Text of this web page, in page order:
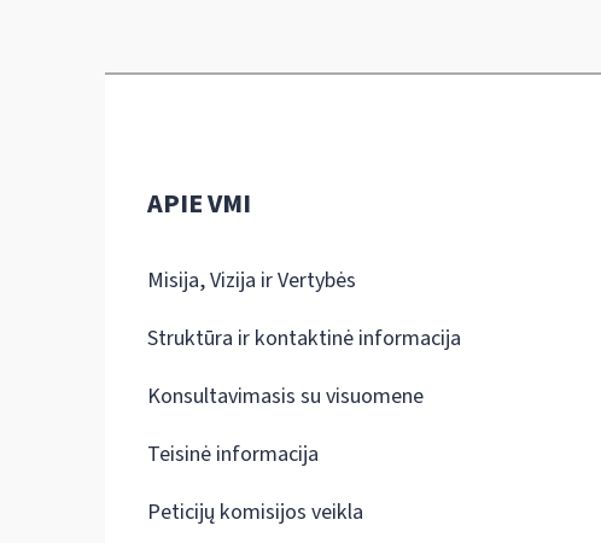
APIE VMI
Misija, Vizija ir Vertybės
Struktūra ir kontaktinė informacija
Konsultavimasis su visuomene
Teisinė informacija
Peticijų komisijos veikla